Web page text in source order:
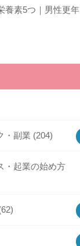
養素5つ｜男性更年
・副業 (204)
・起業の始め方